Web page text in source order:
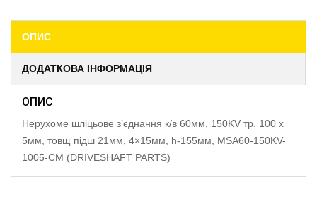
ОПИС
ДОДАТКОВА ІНФОРМАЦІЯ
ОПИС
Нерухоме шліцьове з’єднання к/в 60мм, 150KV тр. 100 x
5мм, товщ підш 21мм, 4×15мм, h-155мм, MSA60-150KV-
1005-CM (DRIVESHAFT PARTS)